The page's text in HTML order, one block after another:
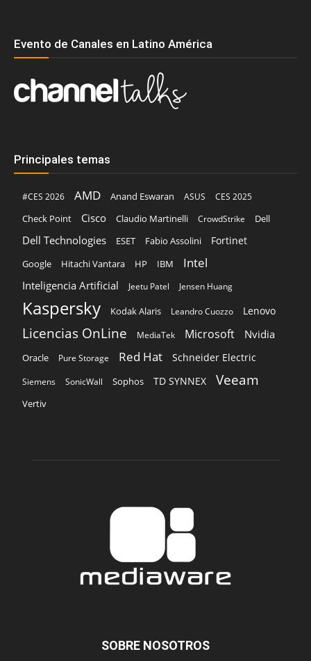
Evento de Canales en Latino América
Principales temas
#CES 2026 AMD Anand Eswaran ASUS
CES 2025
Check Point
Cisco Claudio Martinelli CrowdStrike Dell
Dell Technologies ESET Fabio Assolini Fortinet
Google Hitachi Vantara HP IBM Intel
Inteligencia Artificial Jeetu Patel Jensen Huang
Kaspersky Kodak Alaris Leandro Cuozzo Lenovo
Licencias OnLine MediaTek Microsoft Nvidia
Oracle Pure Storage Red Hat Schneider Electric
Siemens SonicWall Sophos TD SYNNEX Veeam
Vertiv
SOBRE NOSOTROS